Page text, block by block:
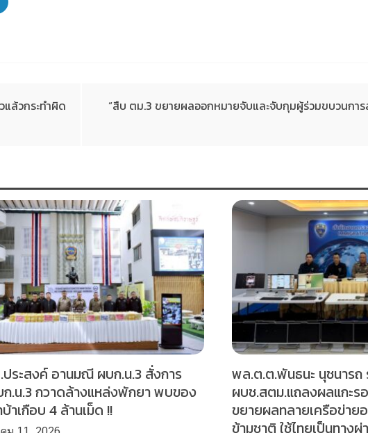
ล้วกระทำผิด
“สืบ ตม.3 ขยายผลออกหมายจับและจับกุมผู้ร่วมขบวนกา
ระสงค์ อานมณี ผบก.น.3 สั่งการ
.น.3 กวาดล้างแหล่งพักยา พบของ
าเกือบ 4 ล้านเม็ด !!
พล.ต.ต.พันธนะ นุชนารถ
ผบช.สตม.แถลงผลแกะ
ขยายผลทลายเครือข่า
ข้ามชาติ ใช้ไทยเป็นทาง